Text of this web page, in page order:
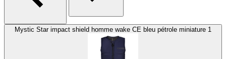
Mystic Star impact shield homme wake CE bleu pétrole miniature 1